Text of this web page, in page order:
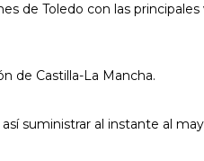
de Toledo con las principales
de Castilla-La Mancha.
suministrar al instante al